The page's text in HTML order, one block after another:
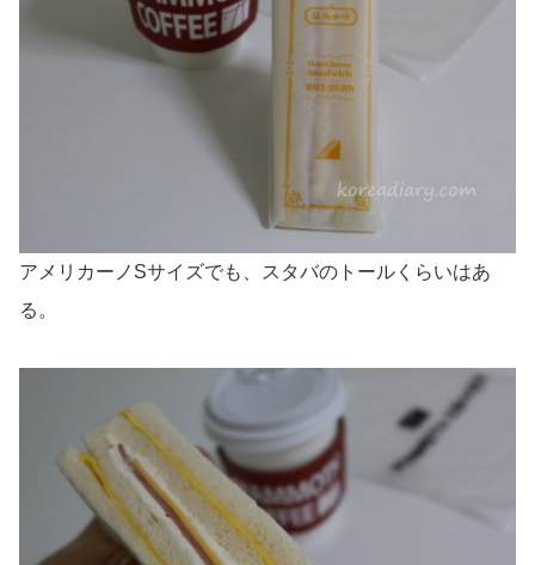
アメリカーノSサイズでも、スタバのトールくらいはあ
る。